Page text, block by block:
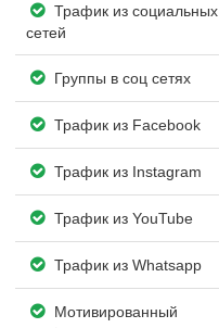
Трафик из социальных
сетей
Группы в соц сетях
Трафик из Facebook
Трафик из Instagram
Трафик из YouTube
Трафик из Whatsapp
Мотивированный